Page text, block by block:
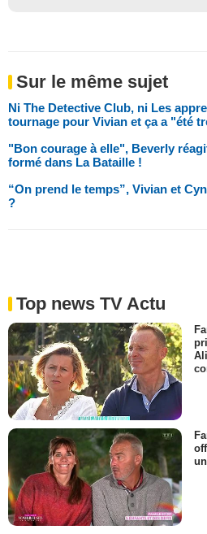
Sur le même sujet
Ni The Detective Club, ni Les
tournage pour Vivian et ça a "été
"Bon courage à elle", Beverly
formé dans La Bataille !
“On prend le temps”, Vivian et
?
Top news TV Actu